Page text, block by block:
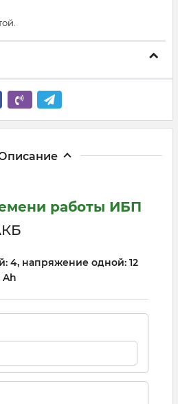
работы ИБП
4, напряжение одной: 12
Ah